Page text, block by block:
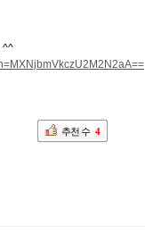
^^
추천 수 4